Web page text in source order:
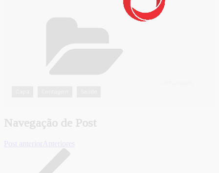
Navegação de Post
Post anterior Anteriores